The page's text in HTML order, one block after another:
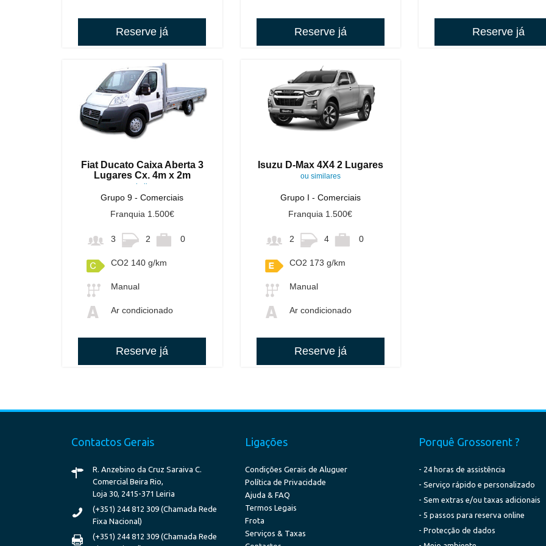
Reserve já Reserve já Reserve já
Fiat Ducato Caixa Aberta 3
Lugares Cx. 4m x 2m
ou similares
Grupo 9 - Comerciais
Franquia 1.500€
3 2 0
CO2 140 g/km
Manual
Ar condicionado
Reserve já
Isuzu D-Max 4X4 2 Lugares
ou similares
Grupo I - Comerciais
Franquia 1.500€
2 4 0
CO2 173 g/km
Manual
Ar condicionado
Reserve já
Contactos Gerais
R. Anzebino da Cruz Saraiva C.
Comercial Beira Rio,
Loja 30, 2415-371 Leiria
(+351) 244 812 309 (Chamada Rede
Fixa Nacional)
(+351) 244 812 309 (Chamada Rede
Ligações
Condições Gerais de Aluguer
Política de Privacidade
Ajuda & FAQ
Termos Legais
Frota
Serviços & Taxas
Porquê Grossorent ?
- 24 horas de assistência
- Serviço rápido e personalizado
- Sem extras e/ou taxas adicionais
- 5 passos para reserva online
- Protecção de dados